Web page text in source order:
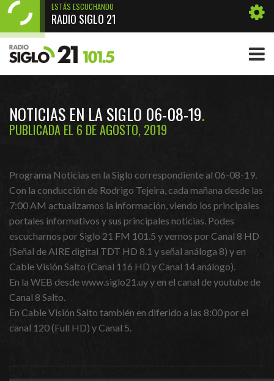
ESTÁS ESCUCHANDO
RADIO SIGLO 21
NOTICIAS EN LA SIGLO 06-08-19
PUBLICADA EL 6 DE AGOSTO, 2019
Programa Noticias en la Siglo correspondiente al 06-08-19.
Con la conducción de Rodrigo Tejeira, cada mañana desde las
7:00 AM actualizamos la información, viendo los principales
portales informativos y sus principales noticias. Podes
escucharnos por Siglo 21 FM 101.5 y vernos por Canal 8 HD
(Señal de AIRE digital TDT HD 8.1 y señal análoga 8) y en
Cable Visión Salto (Canal 116 HD y Canal 14 análogo).
En la WEB desde www.siglo21.uy y en el canal de youtube de
Canal 8 Salto.
En Cable Visión Salto también en diferido a las 8:00 por el
canal 120 (Full HD) y Canal 5.